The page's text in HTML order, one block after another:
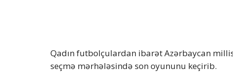
Qadın futbolçulardan ibarət Azərbaycan
seçmə mərhələsində son oyununu keçirib.